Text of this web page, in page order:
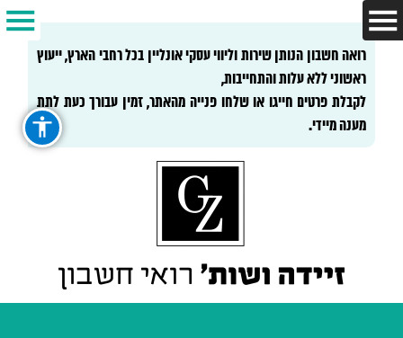
רואה חשבון הנותן שירות וליווי עסקי אונליין בכל רחבי הארץ, ייעוץ
ראשוני ללא עלות והתחייבות,
לקבלת פרטים חייגו או שלחו פנייה מהאתר, זמין עבורך כעת לתת
מענה מיידי.